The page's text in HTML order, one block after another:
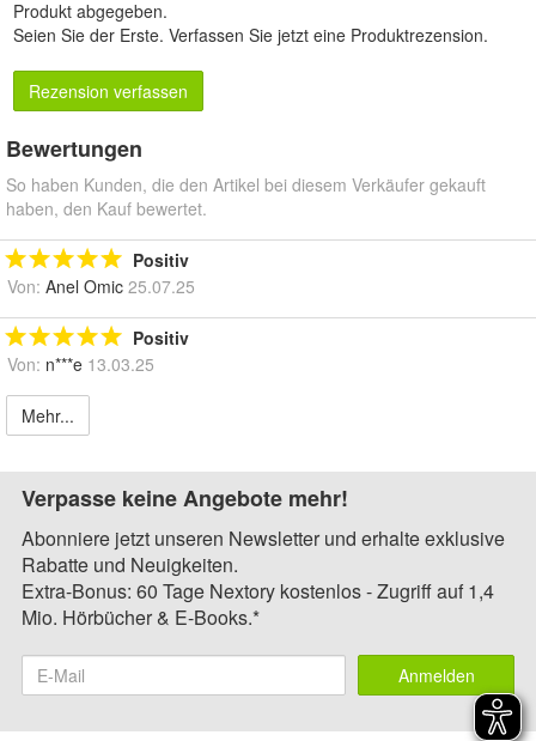
Produkt abgegeben.
Seien Sie der Erste. Verfassen Sie jetzt eine Produktrezension.
Rezension verfassen
Bewertungen
So haben Kunden, die den Artikel bei diesem Verkäufer gekauft
haben, den Kauf bewertet.
Positiv
Von: Anel Omic 25.07.25
Positiv
Von: n***e 13.03.25
Mehr...
Verpasse keine Angebote mehr!
Abonniere jetzt unseren Newsletter und erhalte exklusive
Rabatte und Neuigkeiten.
Extra-Bonus: 60 Tage Nextory kostenlos - Zugriff auf 1,4
Mio. Hörbücher & E-Books.*
Anmelden